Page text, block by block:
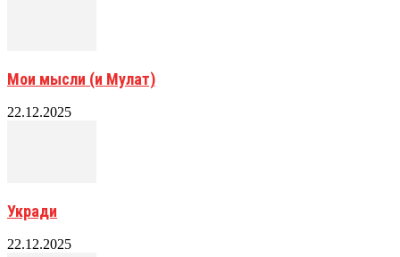
Мои мысли (и Мулат)
22.12.2025
Укради
22.12.2025